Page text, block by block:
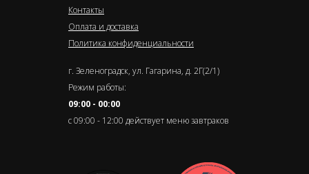
Контакты
Оплата и доставка
Политика конфиденциальности
г. Зеленоградск, ул. Гагарина, д. 2Г(2/1)
Режим работы:
09:00 - 00:00
с 09:00 - 12:00 действует меню завтраков